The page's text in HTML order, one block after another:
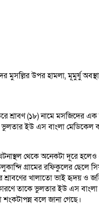
শ্রাবণ (১৮) নামে মসজিদের
ইউ এস বাংলা মেডিকেল
ঘটনাস্থল থেকে অনেকটা দূরে
গ্রামের রফিকুলের
খালাতো ভাই হৃদয় ও
তাকে ভুলতার ইউ এস
শংকটাপন্ন বলে জানা গেছে।